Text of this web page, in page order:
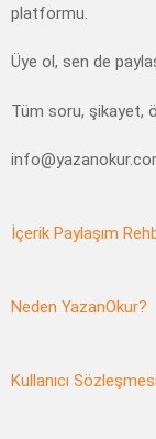
platformu.
Üye ol, sen de
Tüm soru, şikayet,
İçerik Paylaşım
Neden YazanOkur?
Kullanıcı Sözleşmesi